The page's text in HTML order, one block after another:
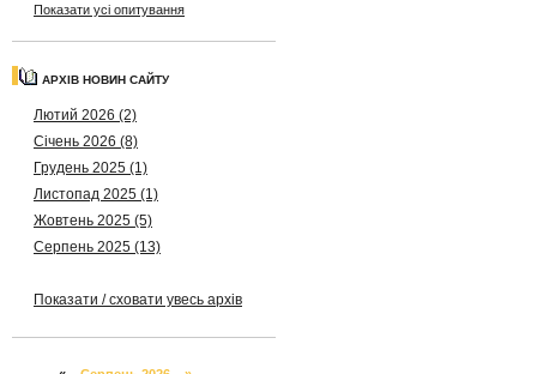
Показати усі опитування
АРХІВ НОВИН САЙТУ
Лютий 2026 (2)
Січень 2026 (8)
Грудень 2025 (1)
Листопад 2025 (1)
Жовтень 2025 (5)
Серпень 2025 (13)
Показати / сховати увесь архів